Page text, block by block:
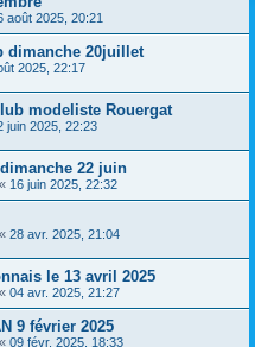
août 2025, 20:21
dimanche 20juillet
2025, 22:17
modeliste Rouergat
juin 2025, 22:23
22 juin
« 16 juin 2025, 22:32
« 28 avr. 2025, 21:04
le 13 avril 2025
« 04 avr. 2025, 21:27
9 février 2025
« 09 févr. 2025, 18:33